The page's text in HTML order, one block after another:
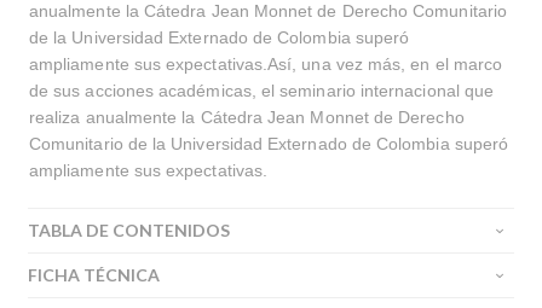
anualmente la Cátedra Jean Monnet de Derecho Comunitario
de la Universidad Externado de Colombia superó
ampliamente sus expectativas.Así, una vez más, en el marco
de sus acciones académicas, el seminario internacional que
realiza anualmente la Cátedra Jean Monnet de Derecho
Comunitario de la Universidad Externado de Colombia superó
ampliamente sus expectativas.
TABLA DE CONTENIDOS
FICHA TÉCNICA